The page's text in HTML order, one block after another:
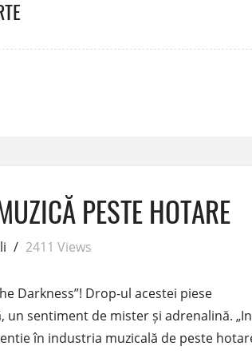
PESTE HOTARE
/ 2411 Views
Darkness”! Drop-ul acestei piese
sentiment de mister și adrenalină. „In
în industria muzicală de peste